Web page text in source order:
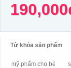
Từ khóa sản phẩm
mỹ phẩm cho bé